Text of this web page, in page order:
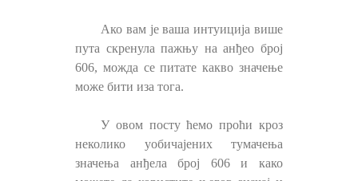
Ако вам је ваша интуиција више
пута скренула пажњу на анђео број
606, можда се питате какво значење
може бити иза тога.
У овом посту ћемо проћи кроз
неколико уобичајених тумачења
значења анђела број 606 и како